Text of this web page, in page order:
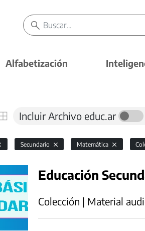
Alfabetización
Incluir Archivo educ.ar
Secundario Matemática
Educación
Colección | Material